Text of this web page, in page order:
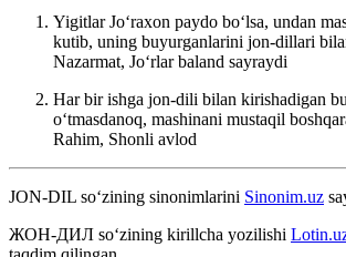
Yigitlar Joʻraxon paydo boʻlsa, undan
kutib, uning buyurganlarini jon-dillari
Nazarmat, Joʻrlar baland sayraydi
Har bir ishga jon-dili bilan kirishadigan
oʻtmasdanoq, mashinani mustaqil
Rahim, Shonli avlod
JON-DIL so‘zining sinonimlarini Sinonim.uz
ЖОН-ДИЛ so‘zining kirillcha yozilishi